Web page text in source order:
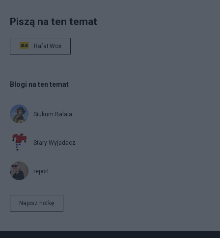
Piszą na ten temat
Rafał Woś
Blogi na ten temat
Siukum Balala
Stary Wyjadacz
report
Napisz notkę